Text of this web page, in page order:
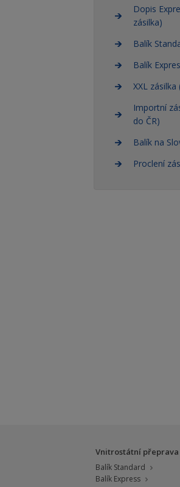
Dopis
zásilka)
Balík
Balík Expres
XXL zásilka
Importní
do ČR)
Balík na
Proclení
Vnitrostátní přeprava
Balík Standard
Balík Express